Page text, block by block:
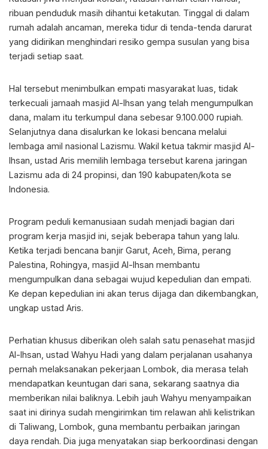
ribuan penduduk masih dihantui ketakutan. Tinggal di dalam
rumah adalah ancaman, mereka tidur di tenda-tenda darurat
yang didirikan menghindari resiko gempa susulan yang bisa
terjadi setiap saat.
Hal tersebut menimbulkan empati masyarakat luas, tidak
terkecuali jamaah masjid Al-Ihsan yang telah mengumpulkan
dana, malam itu terkumpul dana sebesar 9.100.000 rupiah.
Selanjutnya dana disalurkan ke lokasi bencana melalui
lembaga amil nasional Lazismu. Wakil ketua takmir masjid Al-
Ihsan, ustad Aris memilih lembaga tersebut karena jaringan
Lazismu ada di 24 propinsi, dan 190 kabupaten/kota se
Indonesia.
Program peduli kemanusiaan sudah menjadi bagian dari
program kerja masjid ini, sejak beberapa tahun yang lalu.
Ketika terjadi bencana banjir Garut, Aceh, Bima, perang
Palestina, Rohingya, masjid Al-Ihsan membantu
mengumpulkan dana sebagai wujud kepedulian dan empati.
Ke depan kepedulian ini akan terus dijaga dan dikembangkan,
ungkap ustad Aris.
Perhatian khusus diberikan oleh salah satu penasehat masjid
Al-Ihsan, ustad Wahyu Hadi yang dalam perjalanan usahanya
pernah melaksanakan pekerjaan Lombok, dia merasa telah
mendapatkan keuntugan dari sana, sekarang saatnya dia
memberikan nilai baliknya. Lebih jauh Wahyu menyampaikan
saat ini dirinya sudah mengirimkan tim relawan ahli kelistrikan
di Taliwang, Lombok, guna membantu perbaikan jaringan
daya rendah. Dia juga menyatakan siap berkoordinasi dengan